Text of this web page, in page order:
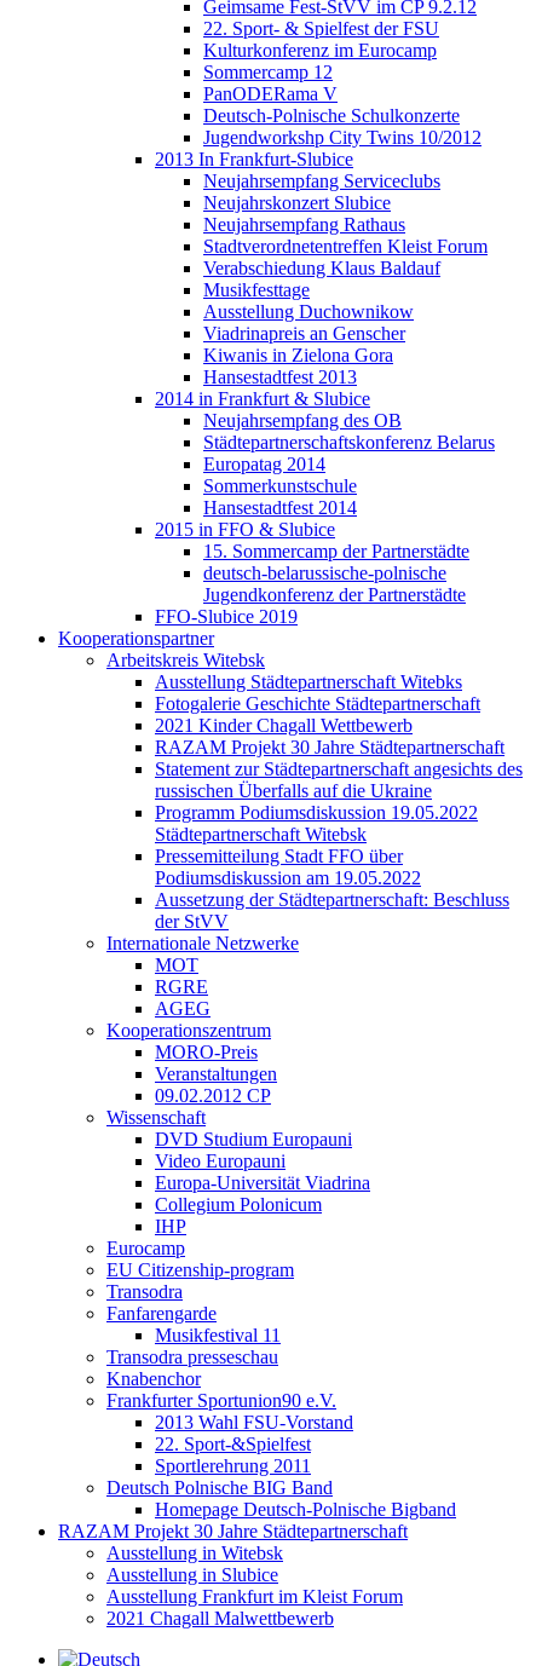
Geimsame Fest-StVV im CP 9.2.12
22. Sport- & Spielfest der FSU
Kulturkonferenz im Eurocamp
Sommercamp 12
PanODERama V
Deutsch-Polnische Schulkonzerte
Jugendworkshp City Twins 10/2012
2013 In Frankfurt-Slubice
Neujahrsempfang Serviceclubs
Neujahrskonzert Slubice
Neujahrsempfang Rathaus
Stadtverordnetentreffen Kleist Forum
Verabschiedung Klaus Baldauf
Musikfesttage
Ausstellung Duchownikow
Viadrinapreis an Genscher
Kiwanis in Zielona Gora
Hansestadtfest 2013
2014 in Frankfurt & Slubice
Neujahrsempfang des OB
Städtepartnerschaftskonferenz Belarus
Europatag 2014
Sommerkunstschule
Hansestadtfest 2014
2015 in FFO & Slubice
15. Sommercamp der Partnerstädte
deutsch-belarussische-polnische
Jugendkonferenz der Partnerstädte
FFO-Slubice 2019
Kooperationspartner
Arbeitskreis Witebsk
Ausstellung Städtepartnerschaft Witebks
Fotogalerie Geschichte Städtepartnerschaft
2021 Kinder Chagall Wettbewerb
RAZAM Projekt 30 Jahre Städtepartnerschaft
Statement zur Städtepartnerschaft angesichts des
russischen Überfalls auf die Ukraine
Programm Podiumsdiskussion 19.05.2022
Städtepartnerschaft Witebsk
Pressemitteilung Stadt FFO über
Podiumsdiskussion am 19.05.2022
Aussetzung der Städtepartnerschaft: Beschluss
der StVV
Internationale Netzwerke
MOT
RGRE
AGEG
Kooperationszentrum
MORO-Preis
Veranstaltungen
09.02.2012 CP
Wissenschaft
DVD Studium Europauni
Video Europauni
Europa-Universität Viadrina
Collegium Polonicum
IHP
Eurocamp
EU Citizenship-program
Transodra
Fanfarengarde
Musikfestival 11
Transodra presseschau
Knabenchor
Frankfurter Sportunion90 e.V.
2013 Wahl FSU-Vorstand
22. Sport-&Spielfest
Sportlerehrung 2011
Deutsch Polnische BIG Band
Homepage Deutsch-Polnische Bigband
RAZAM Projekt 30 Jahre Städtepartnerschaft
Ausstellung in Witebsk
Ausstellung in Slubice
Ausstellung Frankfurt im Kleist Forum
2021 Chagall Malwettbewerb